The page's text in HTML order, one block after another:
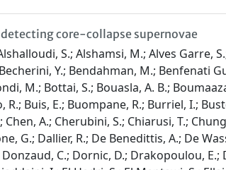
core-collapse supernovae
S.; Alshamsi, M.; Alves Garre,
Y.; Bendahman, M.; Benfenati
M.; Bottai, S.; Bouasla, A. B.;
Buis, E.; Buompane, R.; Burriel, I.;
Chen, A.; Cherubini, S.; Chiarusi, T.;
G.; Dallier, R.; De Benedittis, A.; De
C.; Dornic, D.; Drakopoulou,